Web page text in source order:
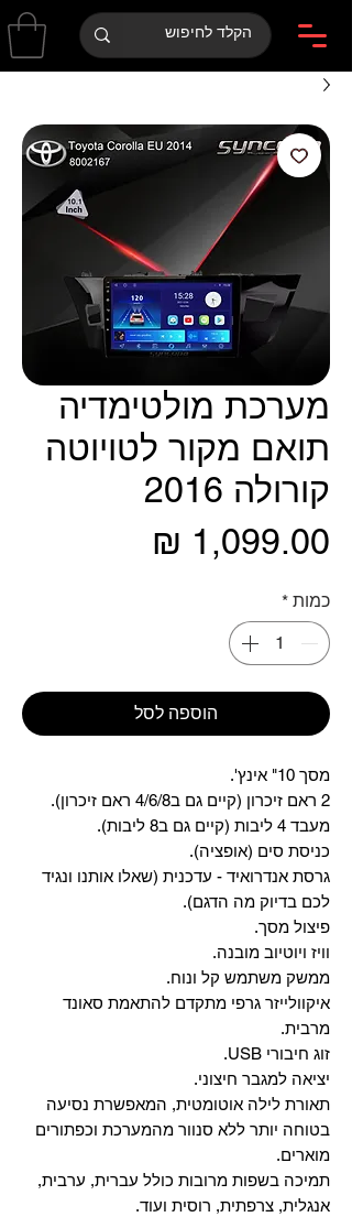
מערכת מולטימדיה
תואם מקור לטויוטה
קורולה 2016
כמות *
הוספה לסל
מסך 10" אינץ'.
2 ראם זיכרון (קיים גם ב4/6/8 ראם זיכרון).
מעבד 4 ליבות (קיים גם ב8 ליבות).
כניסת סים (אופציה).
גרסת אנדרואיד - עדכנית (שאלו אותנו ונגיד
לכם בדיוק מה הדגם).
פיצול מסך.
וויז ויוטיוב מובנה.
ממשק משתמש קל ונוח.
איקוולייזר גרפי מתקדם להתאמת סאונד
מרבית.
זוג חיבורי USB.
יציאה למגבר חיצוני.
תאורת לילה אוטומטית, המאפשרת נסיעה
בטוחה יותר ללא סנוור מהמערכת וכפתורים
מוארים.
תמיכה בשפות מרובות כולל עברית, ערבית,
אנגלית, צרפתית, רוסית ועוד.